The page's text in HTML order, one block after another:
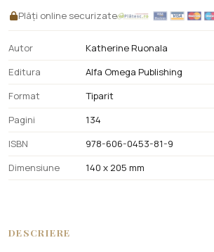
Plăți online securizate
Autor
Katherine Ruonala
Editura
Alfa Omega Publishing
Format
Tiparit
Pagini
134
ISBN
978-606-0453-81-9
Dimensiune
140 x 205 mm
DESCRIERE